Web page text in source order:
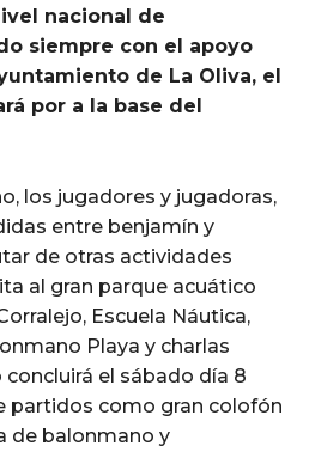
nacional de
siempre con el apoyo
de La Oliva, el
por a la base del
los jugadores y jugadoras,
entre benjamín y
de otras actividades
al gran parque acuático
Escuela Náutica,
Playa y charlas
el sábado día 8
partidos como gran colofón
de balonmano y